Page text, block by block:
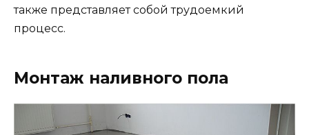
также представляет собой трудоемкий
процесс.
Монтаж наливного пола